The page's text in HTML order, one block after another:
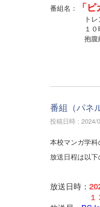
番組名： 「
トレンディ
１０時間以
抱腹絶倒
番組（パネ
投稿日時 : 2024/
本校マンガ学
放送日程は以
放送日時：
１３時